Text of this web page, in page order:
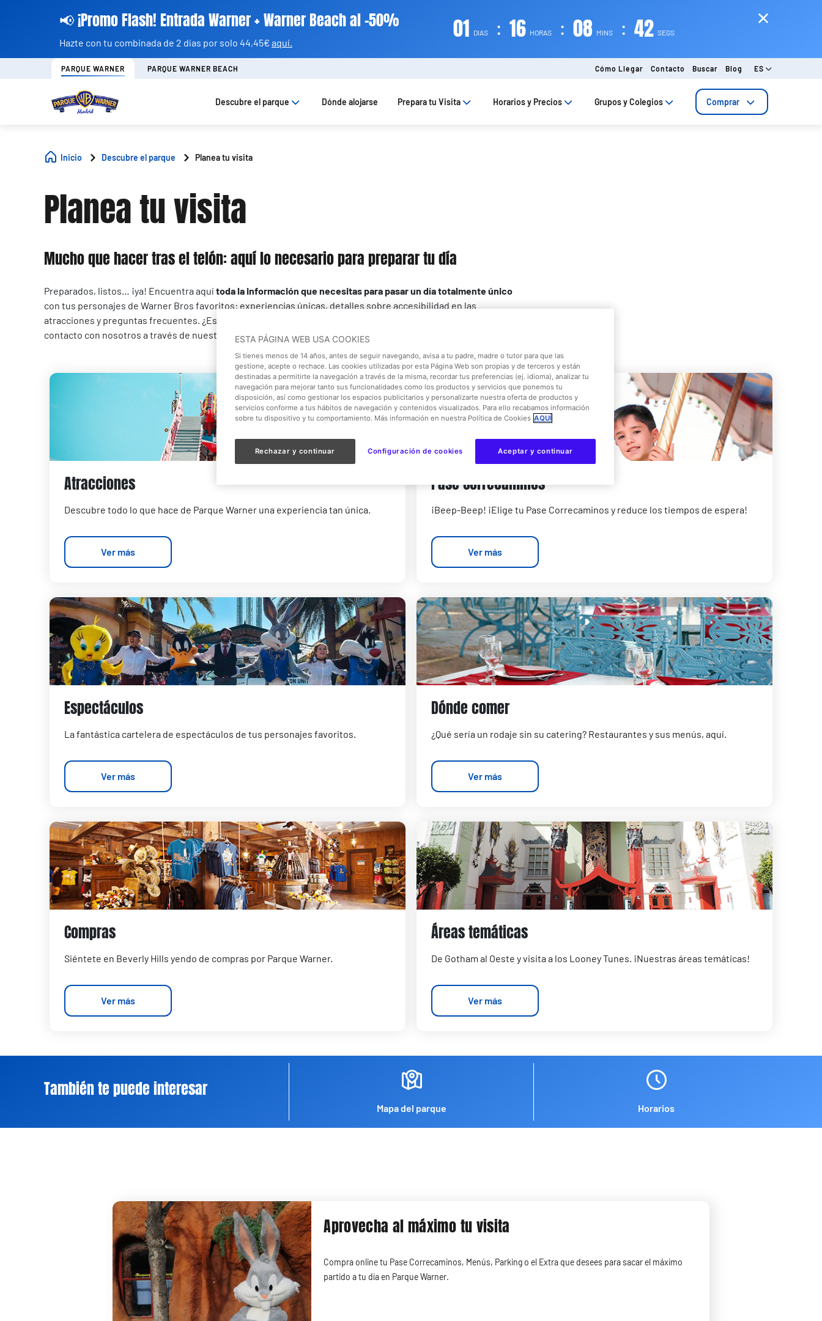
📢 ¡Promo Flash! Entrada Warner + Warner Beach al -50%
Hazte con tu combinada de 2 días por solo 44,45€ aquí. 01 DIAS : 16 HORAS : 08 MINS : 41 SEGS
PARQUE WARNER PARQUE WARNER BEACH Cómo Llegar Contacto Buscar Blog ES
Descubre el parque Dónde alojarse Prepara tu Visita Horarios y Precios Grupos y Colegios Comprar
Inicio Descubre el parque Planea tu visita
Planea tu visita
Mucho que hacer tras el telón: aquí lo necesario para preparar tu día
Preparados, listos… ¡ya! Encuentra aquí toda la información que necesitas para pasar un día totalmente único
con tus personajes de Warner Bros favoritos: experiencias únicas, detalles sobre accesibilidad en las
atracciones y preguntas frecuentes. ¿Eso es todo amigos? Si te queda alguna duda, no dejes de ponerte en
contacto con nosotros a través de nuestro
formulario.
Atracciones
Descubre todo lo que hace de Parque Warner una experiencia tan única.
Ver más
Pase Correcaminos
¡Beep-Beep! ¡Elige tu Pase Correcaminos y reduce los tiempos de espera!
Ver más
Espectáculos
La fantástica cartelera de espectáculos de tus personajes favoritos.
Ver más
Dónde comer
¿Qué sería un rodaje sin su catering? Restaurantes y sus menús, aquí.
Ver más
Compras
Siéntete en Beverly Hills yendo de compras por Parque Warner.
Ver más
Áreas temáticas
De Gotham al Oeste y visita a los Looney Tunes. ¡Nuestras áreas temáticas!
Ver más
También te puede interesar
Mapa del parque Horarios
Aprovecha al máximo tu visita
Compra online tu Pase Correcaminos, Menús, Parking o el Extra que desees para sacar el máximo
partido a tu día en Parque Warner.
ESTA PÁGINA WEB USA COOKIES
Si tienes menos de 14 años, antes de seguir navegando, avisa a tu padre, madre o tutor para que las
gestione, acepte o rechace. Las cookies utilizadas por esta Página Web son propias y de terceros y están
destinadas a permitirte la navegación a través de la misma, recordar tus preferencias (ej. idioma), analizar tu
navegación para mejorar tanto sus funcionalidades como los productos y servicios que ponemos tu
disposición, así como gestionar los espacios publicitarios y personalizarte nuestra oferta de productos y
servicios conforme a tus hábitos de navegación y contenidos visualizados. Para ello recabamos información
sobre tu dispositivo y tu comportamiento. Más información en nuestra Política de Cookies AQUÍ
Rechazar y continuar Aceptar y continuar
Configuración de cookies